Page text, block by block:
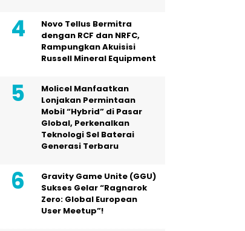
Novo Tellus Bermitra
dengan RCF dan NRFC,
Rampungkan Akuisisi
Russell Mineral Equipment
Molicel Manfaatkan
Lonjakan Permintaan
Mobil “Hybrid” di Pasar
Global, Perkenalkan
Teknologi Sel Baterai
Generasi Terbaru
Gravity Game Unite (GGU)
Sukses Gelar “Ragnarok
Zero: Global European
User Meetup”!